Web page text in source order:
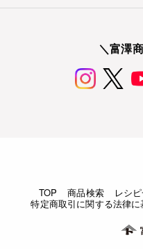
＼富澤
TOP 商品検索 レシ
特定商取引に関する法律